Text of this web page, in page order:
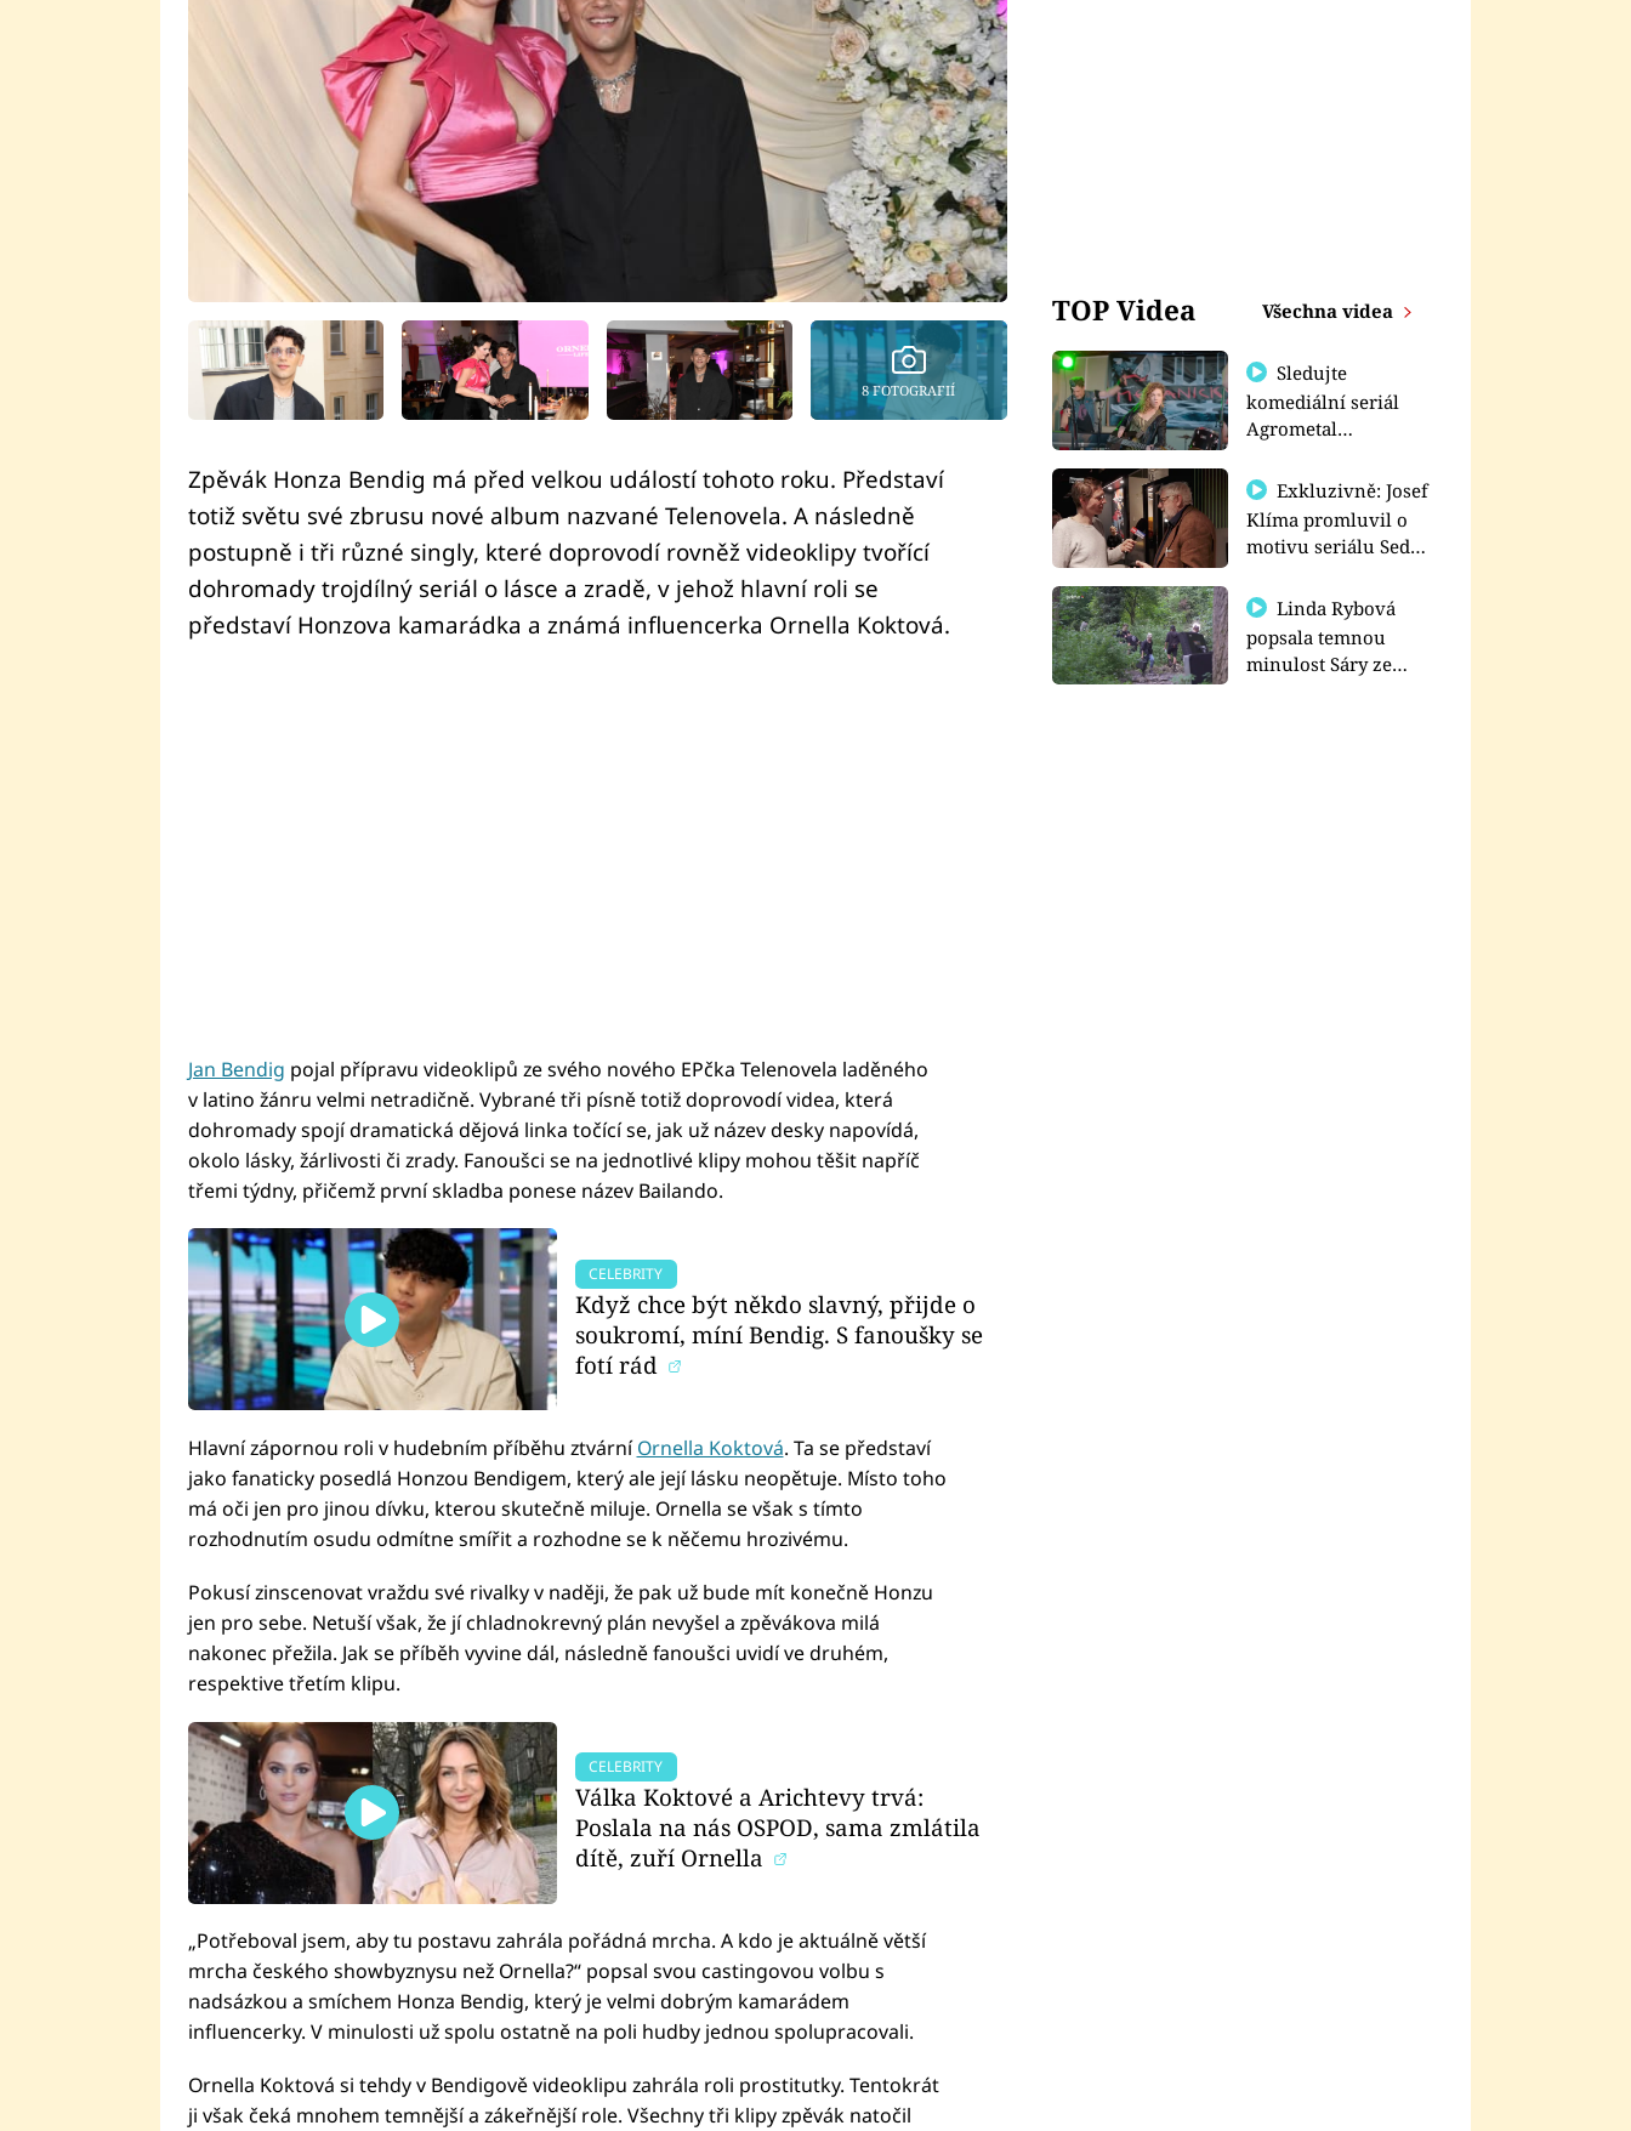
8 FOTOGRAFIÍ
Zpěvák Honza Bendig má před velkou událostí tohoto roku. Představí
totiž světu své zbrusu nové album nazvané Telenovela. A následně
postupně i tři různé singly, které doprovodí rovněž videoklipy tvořící
dohromady trojdílný seriál o lásce a zradě, v jehož hlavní roli se
představí Honzova kamarádka a známá influencerka Ornella Koktová.
Jan Bendig pojal přípravu videoklipů ze svého nového EPčka Telenovela laděného
v latino žánru velmi netradičně. Vybrané tři písně totiž doprovodí videa, která
dohromady spojí dramatická dějová linka točící se, jak už název desky napovídá,
okolo lásky, žárlivosti či zrady. Fanoušci se na jednotlivé klipy mohou těšit napříč
třemi týdny, přičemž první skladba ponese název Bailando.
CELEBRITY
Když chce být někdo slavný, přijde o
soukromí, míní Bendig. S fanoušky se
fotí rád
Hlavní zápornou roli v hudebním příběhu ztvárníOrnella Koktová. Ta se představí
jako fanaticky posedlá Honzou Bendigem, který ale její lásku neopětuje. Místo toho
má oči jen pro jinou dívku, kterou skutečně miluje. Ornella se však s tímto
rozhodnutím osudu odmítne smířit a rozhodne se k něčemu hrozivému.
Pokusí zinscenovat vraždu své rivalky v naději, že pak už bude mít konečně Honzu
jen pro sebe. Netuší však, že jí chladnokrevný plán nevyšel a zpěvákova milá
nakonec přežila. Jak se příběh vyvine dál, následně fanoušci uvidí ve druhém,
respektive třetím klipu.
CELEBRITY
Válka Koktové a Arichtevy trvá:
Poslala na nás OSPOD, sama zmlátila
dítě, zuří Ornella
„Potřeboval jsem, aby tu postavu zahrála pořádná mrcha. A kdo je aktuálně větší
mrcha českého showbyznysu než Ornella?“ popsal svou castingovou volbu s
nadsázkou a smíchem Honza Bendig, který je velmi dobrým kamarádem
influencerky. V minulosti už spolu ostatně na poli hudby jednou spolupracovali.
Ornella Koktová si tehdy v Bendigově videoklipu zahrála roli prostitutky. Tentokrát
ji však čeká mnohem temnější a zákeřnější role. Všechny tři klipy zpěvák natočil
TOP Videa Všechna videa
Sledujte
komediální seriál
Agrometal
prima+
Exkluzivně: Josef
Klíma promluvil o
motivu seriálu Sedm
Linda Rybová
popsala temnou
minulost Sáry ze